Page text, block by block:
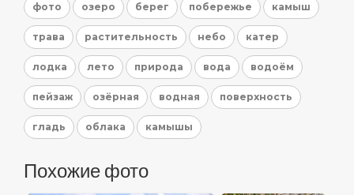
фото озеро берег побережье камыш
трава растительность небо катер
лодка лето природа вода водоём
пейзаж озёрная водная поверхность
гладь облака камышы
Похожие фото